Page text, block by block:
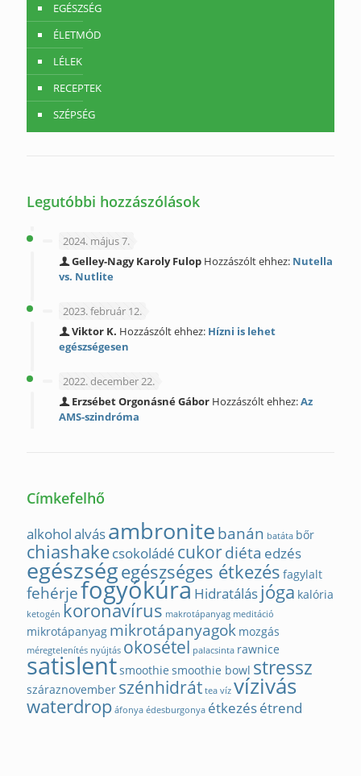
EGÉSZSÉG
ÉLETMÓD
LÉLEK
RECEPTEK
SZÉPSÉG
Legutóbbi hozzászólások
2024. május 7.
Gelley-Nagy Karoly Fulop Hozzászólt ehhez: Nutella
vs. Nutlite
2023. február 12.
Viktor K. Hozzászólt ehhez: Hízni is lehet
egészségesen
2022. december 22.
Erzsébet Orgonásné Gábor Hozzászólt ehhez:Az
AMS-szindróma
Címkefelhő
alkoholalvásambronite banán batáta bőr
chiashakecsokoládé cukordiéta edzés
egészségegészséges étkezés fagylalt
fehérjefogyókúraHidratálásjóga kalória
ketogén koronavírus makrotápanyag meditáció
mikrotápanyag mikrotápanyagok mozgás
méregtelenítés nyújtás okosétel palacsinta rawnice
satislentsmoothie smoothie bowl stressz
száraznovember szénhidrát tea víz vízivás
waterdrop áfonya édesburgonya étkezésétrend